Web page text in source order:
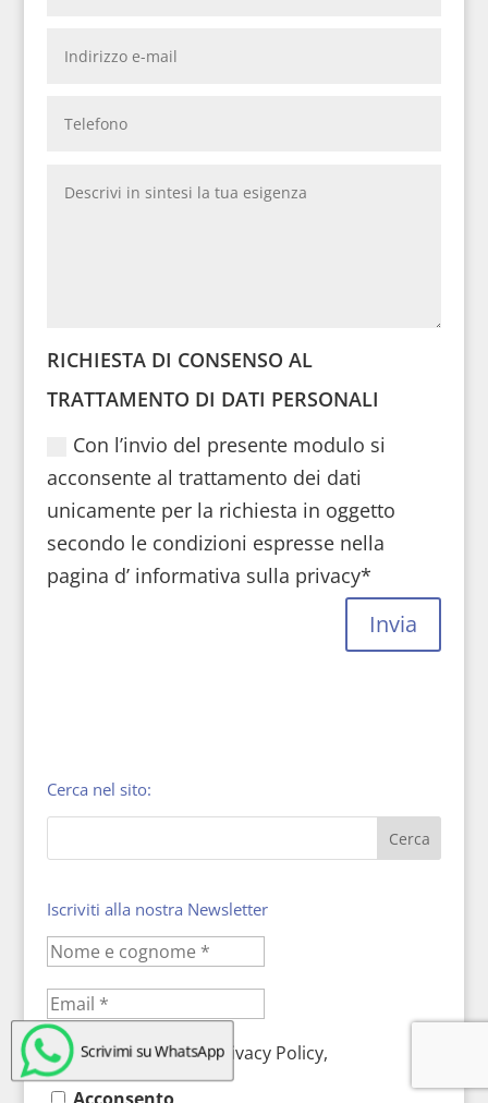
RICHIESTA DI CONSENSO AL
TRATTAMENTO DI DATI PERSONALI
Con l’invio del presente modulo si
acconsente al trattamento dei dati
unicamente per la richiesta in oggetto
secondo le condizioni espresse nella
pagina d’ informativa sulla privacy*
Invia
Cerca nel sito:
Iscriviti alla nostra Newsletter
Letta e compresa la Privacy Policy,
Scrivimi su WhatsApp